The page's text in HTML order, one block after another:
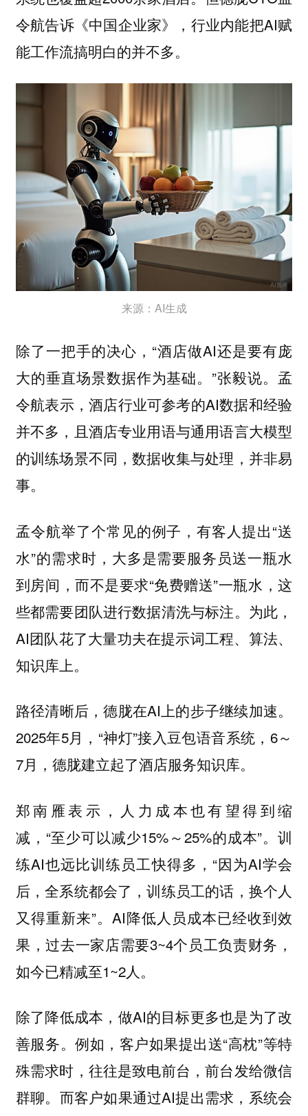
令航告诉《中国企业家》，行业内能把AI赋
能工作流搞明白的并不多。
来源：AI生成
除了一把手的决心，“酒店做AI还是要有庞
大的垂直场景数据作为基础。”张毅说。孟
令航表示，酒店行业可参考的AI数据和经验
并不多，且酒店专业用语与通用语言大模型
的训练场景不同，数据收集与处理，并非易
事。
孟令航举了个常见的例子，有客人提出“送
水”的需求时，大多是需要服务员送一瓶水
到房间，而不是要求“免费赠送”一瓶水，这
些都需要团队进行数据清洗与标注。为此，
AI团队花了大量功夫在提示词工程、算法、
知识库上。
路径清晰后，德胧在AI上的步子继续加速。
2025年5月，“神灯”接入豆包语音系统，6～
7月，德胧建立起了酒店服务知识库。
郑南雁表示，人力成本也有望得到缩
减，“至少可以减少15%～25%的成本”。训
练AI也远比训练员工快得多，“因为AI学会
后，全系统都会了，训练员工的话，换个人
又得重新来”。AI降低人员成本已经收到效
果，过去一家店需要3~4个员工负责财务，
如今已精减至1~2人。
除了降低成本，做AI的目标更多也是为了改
善服务。例如，客户如果提出送“高枕”等特
殊需求时，往往是致电前台，前台发给微信
群聊。而客户如果通过AI提出需求，系统会